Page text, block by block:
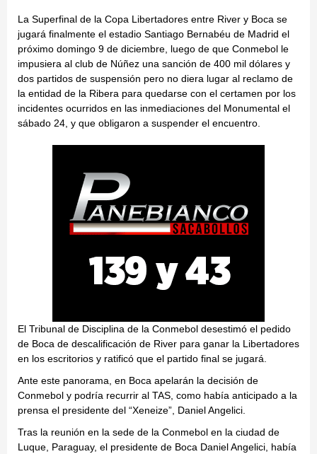
La Superfinal de la Copa Libertadores entre River y Boca se
jugará finalmente el estadio Santiago Bernabéu de Madrid el
próximo domingo 9 de diciembre, luego de que Conmebol le
impusiera al club de Núñez una sanción de 400 mil dólares y
dos partidos de suspensión pero no diera lugar al reclamo de
la entidad de la Ribera para quedarse con el certamen por los
incidentes ocurridos en las inmediaciones del Monumental el
sábado 24, y que obligaron a suspender el encuentro.
El Tribunal de Disciplina de la Conmebol desestimó el pedido
de Boca de descalificación de River para ganar la Libertadores
en los escritorios y ratificó que el partido final se jugará.
Ante este panorama, en Boca apelarán la decisión de
Conmebol y podría recurrir al TAS, como había anticipado a la
prensa el presidente del “Xeneize”, Daniel Angelici.
Tras la reunión en la sede de la Conmebol en la ciudad de
Luque, Paraguay, el presidente de Boca Daniel Angelici, había